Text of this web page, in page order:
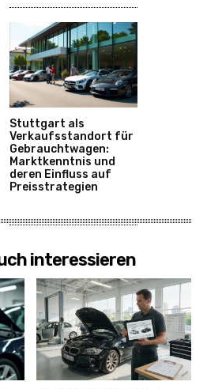
Stuttgart als
Verkaufsstandort für
Gebrauchtwagen:
Marktkenntnis und
deren Einfluss auf
Preisstrategien
interessieren